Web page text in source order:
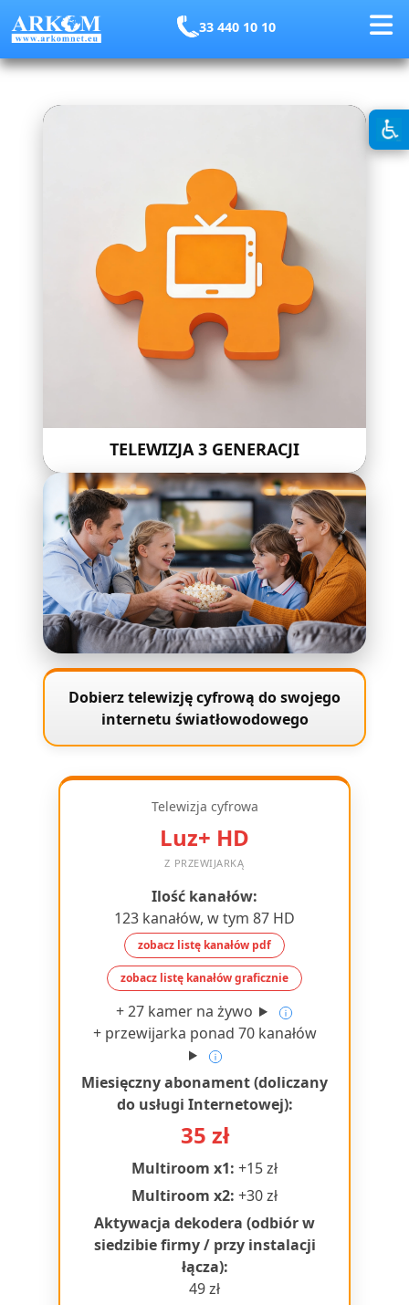
33 440 10 10
Telewizja
TELEWIZJA 3 GENERACJI
Dobierz telewizję cyfrową do swojego
internetu światłowodowego
Telewizja cyfrowa
Luz+ HD
Z PRZEWIJARKĄ
Ilość kanałów:
123 kanałów, w tym 87 HD
zobacz listę kanałów pdf
zobacz listę kanałów graficznie
+ 27 kamer na żywo
+ przewijarka ponad 70 kanałów
Miesięczny abonament (doliczany
do usługi Internetowej):
35 zł
Multiroom x1: +15 zł
Multiroom x2: +30 zł
Aktywacja dekodera (odbiór w
siedzibie firmy / przy instalacji
łącza):
49 zł
WYBRANY PAKIET
Telefon *
E-mail (opcjonalnie)
Adres instalacji (opcjonalnie)
Uwagi (opcjonalnie)
ARKOM w celu realizacji zamówienia i kontaktu zwrotnego. *
Wyślij zamówienie